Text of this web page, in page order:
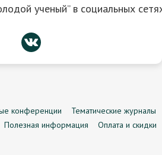
ученый” в социальных
конференции
Тематические журналы
Полезная информация
Оплата и скидки